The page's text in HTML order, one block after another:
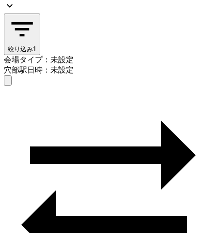
絞り込み1
会場タイプ：未設定
穴部駅日時：未設定